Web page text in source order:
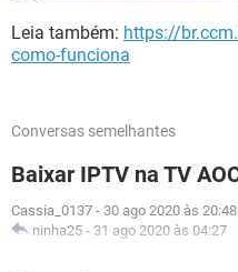
Leia também: https://
como-funciona
Conversas semelhantes
Baixar IPTV na TV
Cassia_0137 - 30 ago 2020 às 20:48
ninha25 - 31 ago 2020 às 04:27